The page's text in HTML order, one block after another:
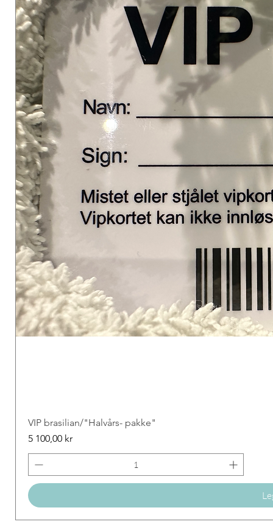
VIP brasilian/"Halvårs- pakke"
Price
5 100,00 kr